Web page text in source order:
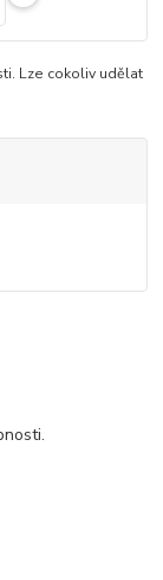
Lze cokoliv udělat